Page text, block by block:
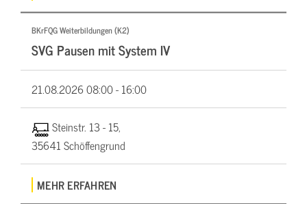
BKrFQG Weiterbildungen (K2)
SVG Pausen mit System IV
21.08.202608:00 - 16:00
Steinstr. 13 - 15,
35641 Schöffengrund
MEHR ERFAHREN